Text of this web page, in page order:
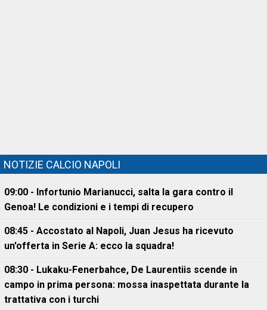
NOTIZIE CALCIO NAPOLI
09:00 - Infortunio Marianucci, salta la gara contro il
Genoa! Le condizioni e i tempi di recupero
08:45 - Accostato al Napoli, Juan Jesus ha ricevuto
un'offerta in Serie A: ecco la squadra!
08:30 - Lukaku-Fenerbahce, De Laurentiis scende in
campo in prima persona: mossa inaspettata durante la
trattativa con i turchi